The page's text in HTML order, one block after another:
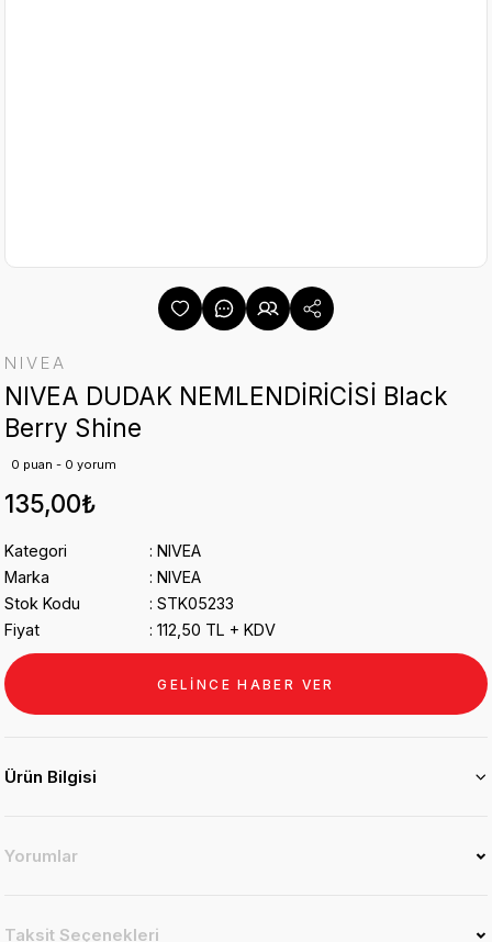
NIVEA
NIVEA DUDAK NEMLENDİRİCİSİ Black
Berry Shine
0 puan - 0 yorum
135,00₺
Kategori
NIVEA
Marka
NIVEA
Stok Kodu
STK05233
Fiyat
112,50 TL + KDV
GELİNCE HABER VER
Ürün Bilgisi
Yorumlar
Taksit Seçenekleri